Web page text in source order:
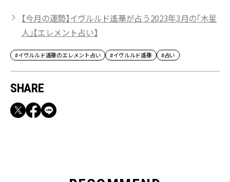
【今月の運勢】イヴルルド遙華が占う2023年3月の「木星
人」【エレメント占い】
#イヴルルド遙華のエレメント占い #イヴルルド遙華 #占い
SHARE